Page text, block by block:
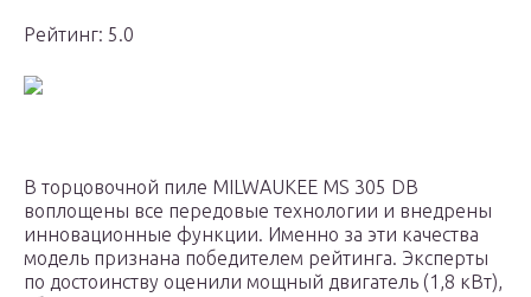
Рейтинг: 5.0
В торцовочной пиле MILWAUKEE MS 305 DB
воплощены все передовые технологии и внедрены
инновационные функции. Именно за эти качества
модель признана победителем рейтинга. Эксперты
по достоинству оценили мощный двигатель (1,8 кВт),